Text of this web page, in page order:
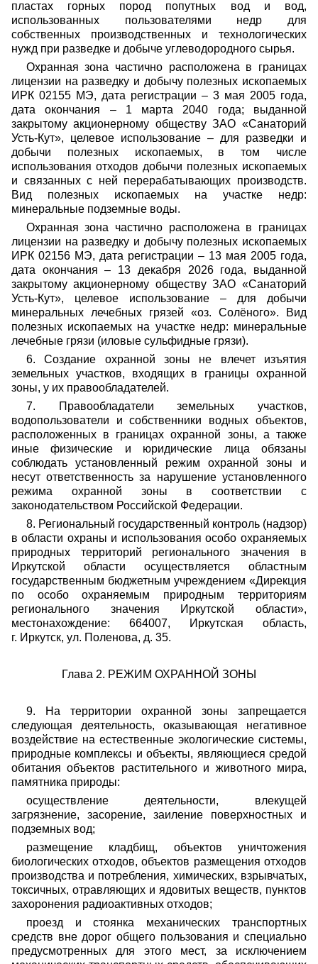
пластах горных пород попутных вод и вод,
использованных пользователями недр для
собственных производственных и технологических
нужд при разведке и добыче углеводородного сырья.
Охранная зона частично расположена в границах
лицензии на разведку и добычу полезных ископаемых
ИРК 02155 МЭ, дата регистрации – 3 мая 2005 года,
дата окончания – 1 марта 2040 года; выданной
закрытому акционерному обществу ЗАО «Санаторий
Усть-Кут», целевое использование – для разведки и
добычи полезных ископаемых, в том числе
использования отходов добычи полезных ископаемых
и связанных с ней перерабатывающих производств.
Вид полезных ископаемых на участке недр:
минеральные подземные воды.
Охранная зона частично расположена в границах
лицензии на разведку и добычу полезных ископаемых
ИРК 02156 МЭ, дата регистрации – 13 мая 2005 года,
дата окончания – 13 декабря 2026 года, выданной
закрытому акционерному обществу ЗАО «Санаторий
Усть-Кут», целевое использование – для добычи
минеральных лечебных грязей «оз. Солёного». Вид
полезных ископаемых на участке недр: минеральные
лечебные грязи (иловые сульфидные грязи).
6. Создание охранной зоны не влечет изъятия
земельных участков, входящих в границы охранной
зоны, у их правообладателей.
7. Правообладатели земельных участков,
водопользователи и собственники водных объектов,
расположенных в границах охранной зоны, а также
иные физические и юридические лица обязаны
соблюдать установленный режим охранной зоны и
несут ответственность за нарушение установленного
режима охранной зоны в соответствии с
законодательством Российской Федерации.
8. Региональный государственный контроль (надзор)
в области охраны и использования особо охраняемых
природных территорий регионального значения в
Иркутской области осуществляется областным
государственным бюджетным учреждением «Дирекция
по особо охраняемым природным территориям
регионального значения Иркутской области»,
местонахождение: 664007, Иркутская область,
г. Иркутск, ул. Поленова, д. 35.
Глава 2. РЕЖИМ ОХРАННОЙ ЗОНЫ
9. На территории охранной зоны запрещается
следующая деятельность, оказывающая негативное
воздействие на естественные экологические системы,
природные комплексы и объекты, являющиеся средой
обитания объектов растительного и животного мира,
памятника природы:
осуществление деятельности, влекущей
загрязнение, засорение, заиление поверхностных и
подземных вод;
размещение кладбищ, объектов уничтожения
биологических отходов, объектов размещения отходов
производства и потребления, химических, взрывчатых,
токсичных, отравляющих и ядовитых веществ, пунктов
захоронения радиоактивных отходов;
проезд и стоянка механических транспортных
средств вне дорог общего пользования и специально
предусмотренных для этого мест, за исключением